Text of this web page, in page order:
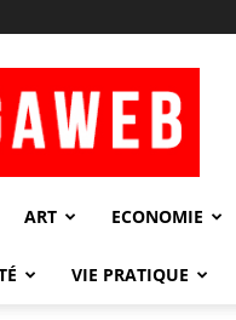
ART ECONOMIE
VIE PRATIQUE